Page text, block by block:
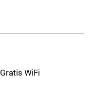
Gratis WiFi